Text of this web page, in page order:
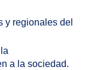
y regionales del
a la sociedad.